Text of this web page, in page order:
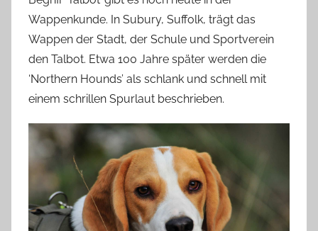
Wappenkunde. In Subury, Suffolk, trägt das
Wappen der Stadt, der Schule und Sportverein
den Talbot. Etwa 100 Jahre später werden die
‘Northern Hounds’ als schlank und schnell mit
einem schrillen Spurlaut beschrieben.